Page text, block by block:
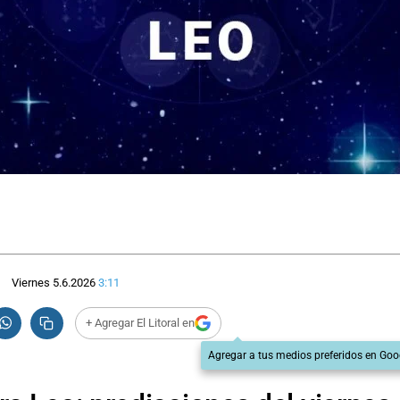
Viernes 5.6.2026 3:11
+ Agregar El Litoral en
Agregar a tus medios preferidos en